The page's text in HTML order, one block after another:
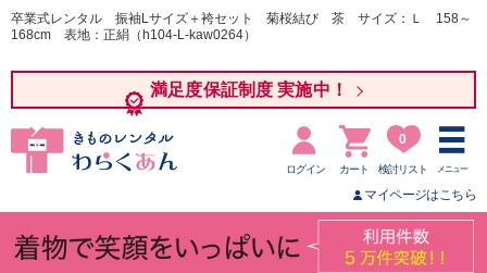
卒業式レンタル 振袖Lサイズ＋袴セット 菊桜結び 茶 サイズ：Ｌ 158～
168cm 表地：正絹（h104-L-kaw0264）
満足度保証制度 実施中！
ログイン カート
0
検討リスト メニュー
マイページはこちら